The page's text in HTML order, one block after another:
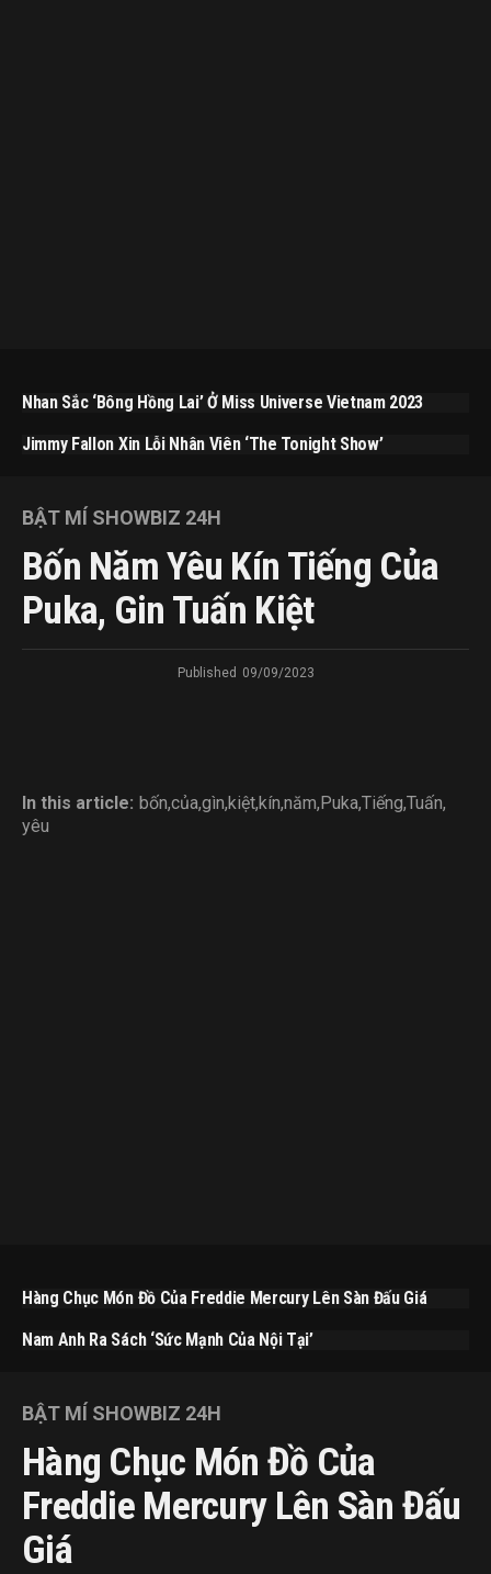
Nhan Sắc ‘bông Hồng Lai’ Ở Miss Universe Vietnam 2023
Jimmy Fallon Xin Lỗi Nhân Viên ‘The Tonight Show’
BẬT MÍ SHOWBIZ 24H
Bốn Năm Yêu Kín Tiếng Của
Puka, Gin Tuấn Kiệt
Published 09/09/2023
In this article: bốn,của,gìn,kiệt,kín,năm,Puka,Tiếng,Tuấn,
yêu
Hàng Chục Món Đồ Của Freddie Mercury Lên Sàn Đấu Giá
Nam Anh Ra Sách ‘Sức Mạnh Của Nội Tại’
BẬT MÍ SHOWBIZ 24H
Hàng Chục Món Đồ Của
Freddie Mercury Lên Sàn Đấu
Giá